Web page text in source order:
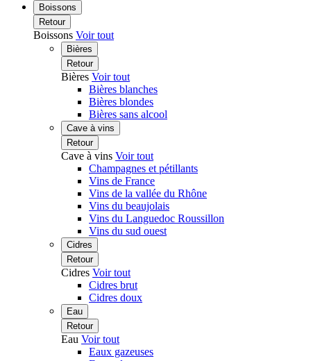
Boissons
Retour
Boissons Voir tout
Bières
Retour
Bières Voir tout
Bières blanches
Bières blondes
Bières sans alcool
Cave à vins
Retour
Cave à vins Voir tout
Champagnes et pétillants
Vins de France
Vins de la vallée du Rhône
Vins du beaujolais
Vins du Languedoc Roussillon
Vins du sud ouest
Cidres
Retour
Cidres Voir tout
Cidres brut
Cidres doux
Eau
Retour
Eau Voir tout
Eaux gazeuses